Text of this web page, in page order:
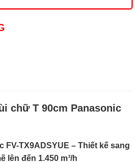
chữ T 90cm Panasonic
FV-TX9ADSYUE – Thiết kế sang
lên đến 1.450 m³/h